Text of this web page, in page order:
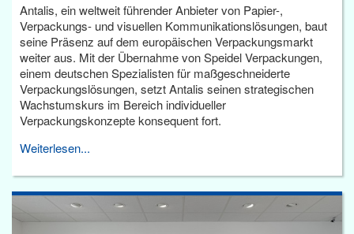
Antalis, ein weltweit führender Anbieter von Papier-,
Verpackungs- und visuellen Kommunikationslösungen, baut
seine Präsenz auf dem europäischen Verpackungsmarkt
weiter aus. Mit der Übernahme von Speidel Verpackungen,
einem deutschen Spezialisten für maßgeschneiderte
Verpackungslösungen, setzt Antalis seinen strategischen
Wachstumskurs im Bereich individueller
Verpackungskonzepte konsequent fort.
Weiterlesen...